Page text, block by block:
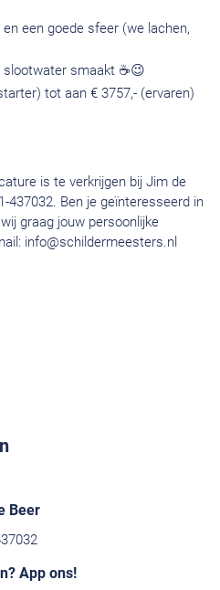
een goede sfeer (we lachen,
slootwater smaakt ☕😉
tot aan € 3757,- (ervaren)
is te verkrijgen bij Jim de
437032. Ben je geïnteresseerd in
graag jouw persoonlijke
info@schildermeesters.nl
Beer
App ons!